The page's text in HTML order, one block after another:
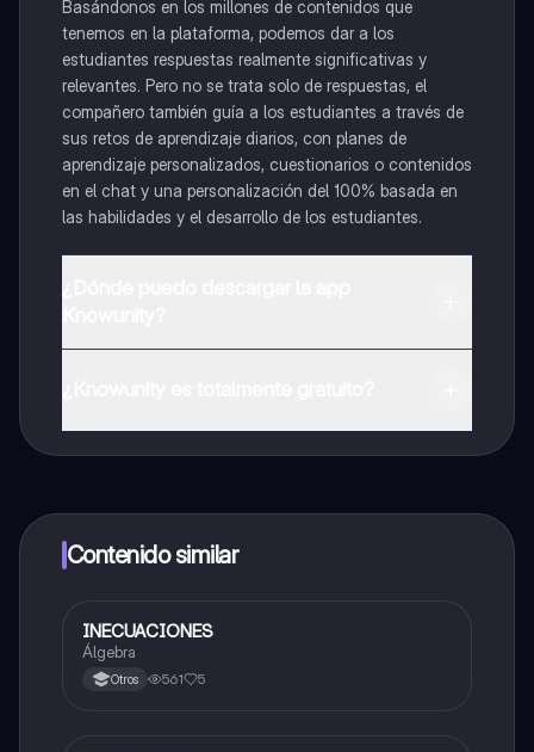
Basándonos en los millones de contenidos que
tenemos en la plataforma, podemos dar a los
estudiantes respuestas realmente significativas y
relevantes. Pero no se trata solo de respuestas, el
compañero también guía a los estudiantes a través de
sus retos de aprendizaje diarios, con planes de
aprendizaje personalizados, cuestionarios o contenidos
en el chat y una personalización del 100% basada en
las habilidades y el desarrollo de los estudiantes.
a determinadas funciones.
Contenido similar
Matemáticas
INECUACIONES
Álgebra
Otros 561 5